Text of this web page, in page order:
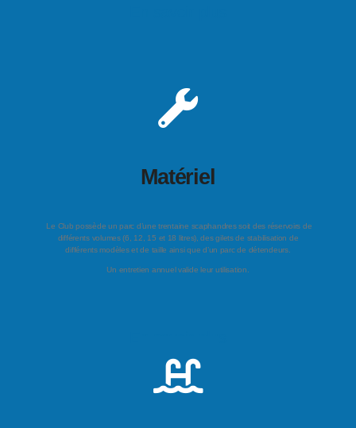
Matériel
Le Club possède un parc d’une trentaine scaphandres soit des réservoirs de
différents volumes (6, 12, 15 et 18 litres), des gilets de stabilisation de
différents modèles et de taille ainsi que d’un parc de détendeurs.
Un entretien annuel valide leur utilisation.